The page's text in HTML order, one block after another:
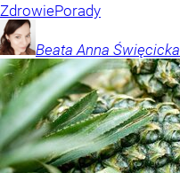
ZdrowiePorady
Beata Anna Święcicka